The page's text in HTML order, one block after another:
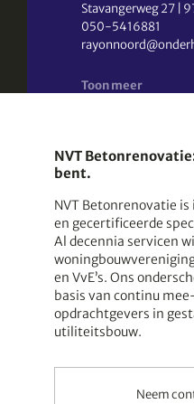
Stavangerweg 27
050-5416881
NVT
Limburglaan 24|
015-3105996
NVT
Facetlaan 2| 2665
015-3105996
Toon meer
NVT
bent.
NVT Betonrenovatie
en gecertificeerde
Al decennia servicen
en VvE’s. Ons
basis van continu
opdrachtgevers in
utiliteitsbouw.
Neem